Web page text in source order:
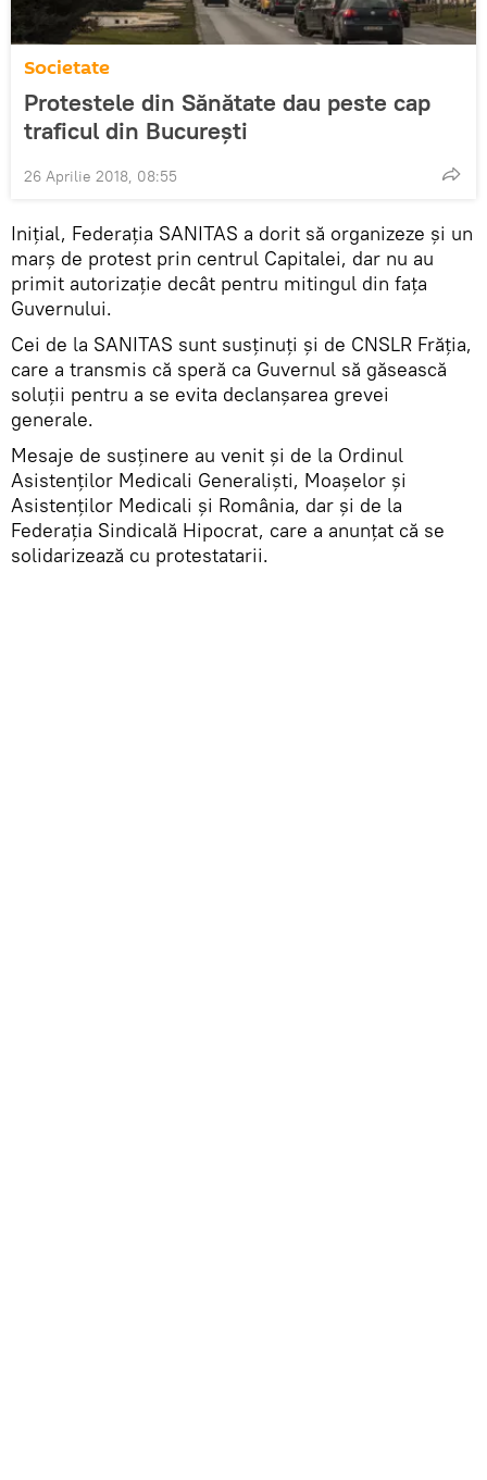
Societate
Protestele din Sănătate dau peste cap
traficul din București
26 Aprilie 2018, 08:55
Iniţial, Federaţia SANITAS a dorit să organizeze şi un
marş de protest prin centrul Capitalei, dar nu au
primit autorizaţie decât pentru mitingul din faţa
Guvernului.
Cei de la SANITAS sunt susţinuţi şi de CNSLR Frăţia,
care a transmis că speră ca Guvernul să găsească
soluţii pentru a se evita declanşarea grevei
generale.
Mesaje de susţinere au venit şi de la Ordinul
Asistenţilor Medicali Generalişti, Moaşelor şi
Asistenţilor Medicali şi România, dar şi de la
Federaţia Sindicală Hipocrat, care a anunţat că se
solidarizează cu protestatarii.